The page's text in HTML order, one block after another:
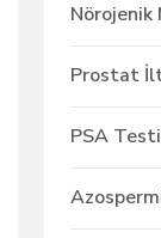
Nörojenik
Prostat
PSA